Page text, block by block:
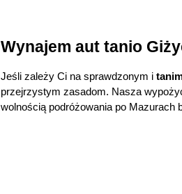
Wynajem aut tanio
Jeśli zależy Ci na sprawdzonym i
przejrzystym zasadom. Nasza
wolnością podróżowania po Mazurach